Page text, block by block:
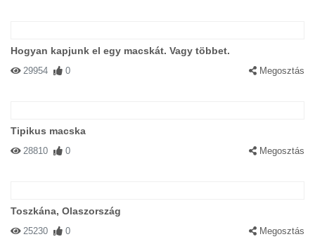
Hogyan kapjunk el egy macskát. Vagy többet.
29954 0 Megosztás
Tipikus macska
28810 0 Megosztás
Toszkána, Olaszország
25230 0 Megosztás